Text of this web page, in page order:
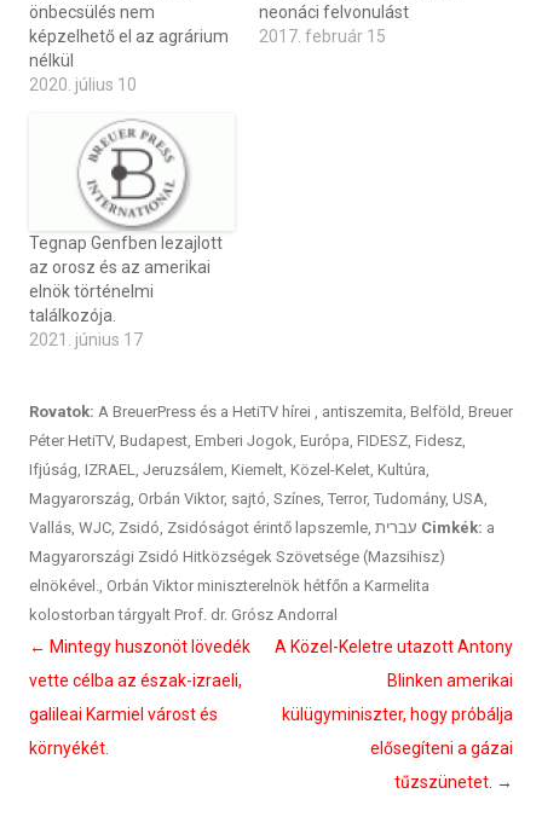
önbecsülés nem
képzelhető el az agrárium
nélkül
2020. július 10
neonáci felvonulást
2017. február 15
Tegnap Genfben lezajlott
az orosz és az amerikai
elnök történelmi
találkozója.
2021. június 17
Rovatok: A BreuerPress és a HetiTV hírei antiszemita Belföld Breuer
Péter HetiTV, Budapest Emberi Jogok Európa FIDESZ Fidesz
Ifjúság IZRAEL Jeruzsálem Kiemelt Közel-Kelet Kultúra
Magyarország Orbán Viktor, sajtó Színes Terror, Tudomány, USA
Vallás WJC Zsidó Zsidóságot érintő lapszemle עברית Cimkék: a
Magyarországi Zsidó Hitközségek Szövetsége (Mazsihisz)
elnökével.
Orbán Viktor miniszterelnök hétfőn a Karmelita
kolostorban tárgyalt Prof. dr. Grósz Andorral
Bejegyzés
navigáció
← Mintegy huszonöt lövedék
vette célba az észak-izraeli,
galileai Karmiel várost és
környékét.
A Közel-Keletre utazott Antony
Blinken amerikai
külügyminiszter, hogy próbálja
elősegíteni a gázai
tűzszünetet. →